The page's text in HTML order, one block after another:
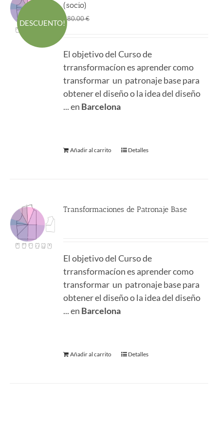
DESCUENTO!
(socio)
380.00€
era:
380.00 €.
es:
298.00 €.
El objetivo del Curso de
trransformacíon es aprender como
transformar un patronaje base para
obtener el diseño o la idea del diseño
... en Barcelona
Añadir al carrito Detalles
Transformaciones de Patronaje Base
El objetivo del Curso de
trransformacíon es aprender como
transformar un patronaje base para
obtener el diseño o la idea del diseño
... en Barcelona
Añadir al carrito Detalles